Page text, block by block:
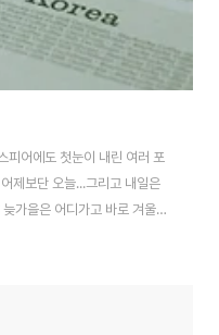
피어에도 첫눈이 내린 여러 포
제보단 오늘...그리고 내일은
가을은 어디가고 바로 겨울이
도 낮아졌다 이젠 겨울 하늘